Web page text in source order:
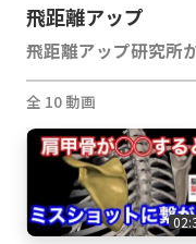
飛距離アップ
飛距離アップ研究所
全 10 動画